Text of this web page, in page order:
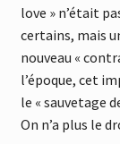
love » n’était
certains, mais
nouveau «
l’époque, cet
le « sauvetage
On n’a plus le